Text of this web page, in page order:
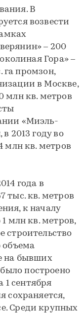
В
возвести
– 200
Гора» –
га промзон,
в Москве,
млн кв. метров
«Миэль-
2013 году во
млн кв. метров
года в
тыс. кв. метров
к началу
млн кв. метров,
строительство
объема
на бывших
построено
1 сентября
сохраняется,
Среди крупных